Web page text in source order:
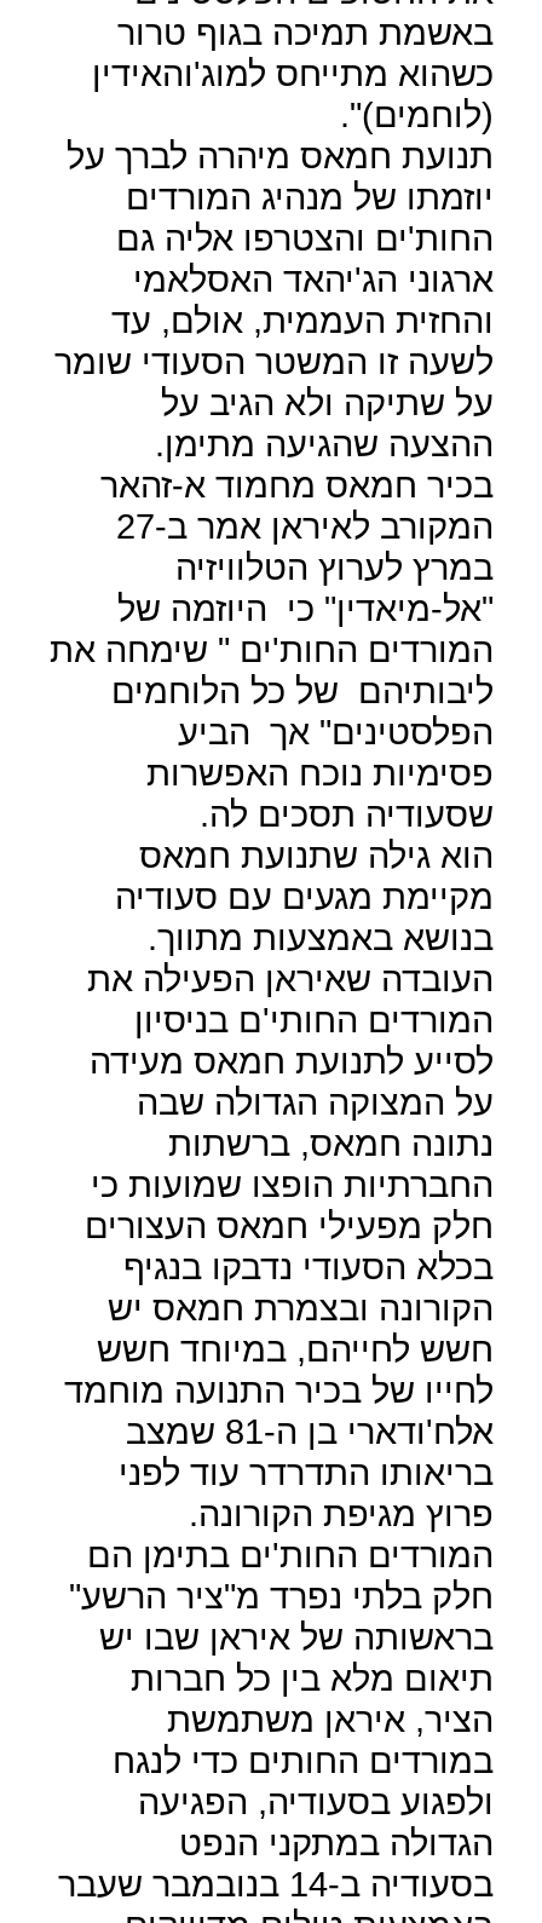
באשמת תמיכה בגוף טרור
כשהוא מתייחס למוג'והאידין
(לוחמים)".
תנועת חמאס מיהרה לברך על
יוזמתו של מנהיג המורדים
החות'ים והצטרפו אליה גם
ארגוני הג'יהאד האסלאמי
והחזית העממית, אולם, עד
לשעה זו המשטר הסעודי שומר
על שתיקה ולא הגיב על
ההצעה שהגיעה מתימן.
בכיר חמאס מחמוד א-זהאר
המקורב לאיראן אמר ב-27
במרץ לערוץ הטלוויזיה
"אל-מיאדין" כי
היוזמה של
המורדים החות'ים " שימחה את
ליבותיהם של כל הלוחמים
הפלסטינים" אך הביע
פסימיות נוכח האפשרות
שסעודיה תסכים לה.
הוא גילה שתנועת חמאס
מקיימת מגעים עם סעודיה
בנושא באמצעות מתווך.
העובדה שאיראן הפעילה את
המורדים החותי'ם בניסיון
לסייע לתנועת חמאס מעידה
על המצוקה הגדולה שבה
נתונה חמאס, ברשתות
החברתיות הופצו שמועות כי
חלק מפעילי חמאס העצורים
בכלא הסעודי נדבקו בנגיף
הקורונה ובצמרת חמאס יש
חשש לחייהם, במיוחד חשש
לחייו של בכיר התנועה מוחמד
אלח'ודארי בן ה-81 שמצב
בריאותו התדרדר עוד לפני
פרוץ מגיפת הקורונה.
המורדים החות'ים בתימן הם
חלק בלתי נפרד מ"ציר הרשע"
בראשותה של איראן שבו יש
תיאום מלא בין כל חברות
הציר, איראן משתמשת
במורדים החותים כדי לנגח
ולפגוע בסעודיה, הפגיעה
הגדולה במתקני הנפט
בסעודיה ב-14 בנובמבר שעבר